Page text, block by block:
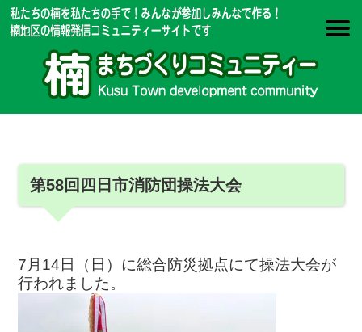
第58回四日市消防団操法大会
7月14日（日）に総合防災拠点にて操法大会が
行われました。